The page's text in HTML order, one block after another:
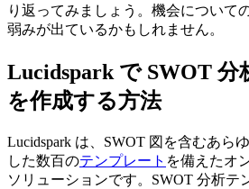
り返ってみましょう。機会について
弱みが出ているかもしれません。
Lucidspark で SWOT 分
を作成する方法
Lucidspark は、SWOT 図を含むあら
した数百のテンプレート を備えたオ
ソリューションです。SWOT 分析テ